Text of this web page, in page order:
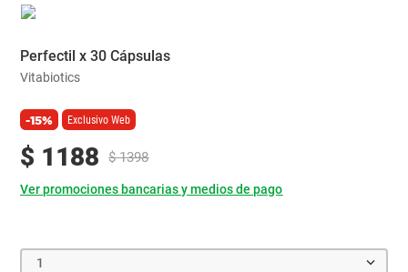
Perfectil x 30 Cápsulas
Vitabiotics
-15% Exclusivo Web
$ 1188 $ 1398
Ver promociones bancarias y medios de pago
1